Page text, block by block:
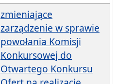
zmieniające
zarządzenie w sprawie
powołania Komisji
Konkursowej do
Otwartego Konkursu